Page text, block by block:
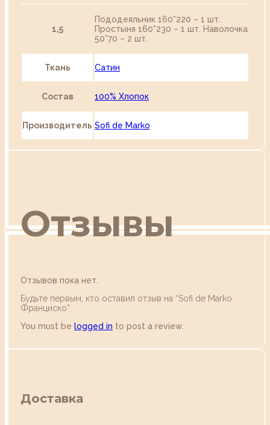
1,5
Пододеяльник 160*220 – 1 шт.
Простыня 160*230 – 1 шт. Наволочка
50*70 – 2 шт.
Ткань Сатин
Состав 100% Хлопок
Производитель Sofi de Marko
Отзывы
Отзывов пока нет.
Будьте первым, кто оставил отзыв на “Sofi de Marko
Франциско”
You must be logged in to post a review.
Доставка